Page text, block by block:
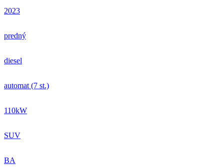
2023
predný
diesel
automat (7 st.)
110kW
SUV
BA